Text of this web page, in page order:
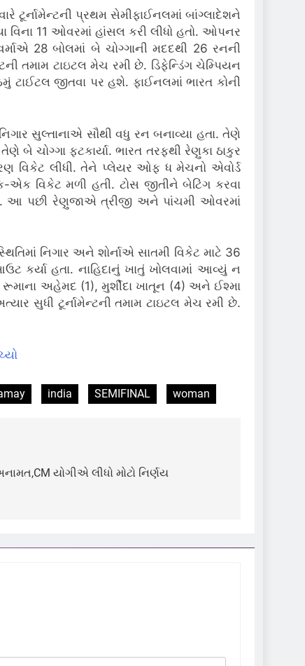
ટૂર્નામેન્ટની પ્રથમ સેમીફાઈનલમાં બાંગ્લાદેશને
વિના 11 ઓવરમાં હાંસલ કરી લીધો હતો. ઓપનર
28 બોલમાં બે ચોગ્ગાની મદદથી 26 રનની
તમામ ટાઇટલ મેચ રમી છે. ડિફેન્ડિંગ ચેમ્પિયન
ટાઈટલ જીતવા પર હશે. ફાઈનલમાં ભારત કોની
સુલ્તાનાએ સૌથી વધુ રન બનાવ્યા હતા. તેણે
બે ચોગ્ગા ફટકાર્યા. ભારત તરફથી રેણુકા ઠાકુર
વિકેટ લીધી. તેને પ્લેયર ઓફ ધ મેચનો એવોર્ડ
વિકેટ મળી હતી. ટોસ જીતીને બેટિંગ કરવા
આ પછી રેણુજાએ ત્રીજી અને પાંચમી ઓવરમાં
નિગાર અને શોર્નાએ સાતમી વિકેટ માટે 36
કર્યા હતા. નાહિદાનું ખાતું ખોલવામાં આવ્યું ન
અહેમદ (1), મુર્શીદા ખાતૂન (4) અને ઈશ્મા
સુધી ટૂર્નામેન્ટની તમામ ટાઇટલ મેચ રમી છે.
india SEMIFINAL woman
યોગીએ લીધો મોટો નિર્ણય